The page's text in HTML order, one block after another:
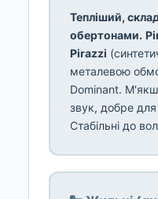
Тепліший,
обертонами.
Pirazzi
металевою
Dominant.
звук, добре для
Стабільні до